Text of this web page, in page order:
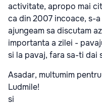
activitate, apropo mai
ca din 2007 incoace, s-
ajungeam sa discutam
importanta a zilei -
si la pavaj, fara sa-ti dai
Asadar, multumim
Ludmile!
si